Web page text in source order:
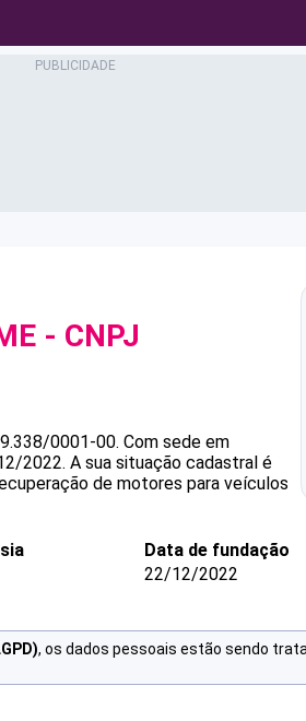
- CNPJ
0001-00. Com sede em
2022. A sua situação cadastral é
de motores para veículos
Data de fundação
22/12/2022
, os dados pessoais estão sendo